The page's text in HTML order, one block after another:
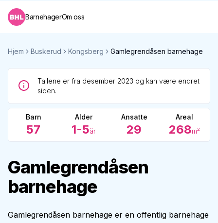
BarnehagerOm oss
Hjem Buskerud Kongsberg Gamlegrendåsen barnehage
Tallene er fra desember 2023 og kan være endret
siden.
Barn
57
Alder
1-5år
Ansatte
29
Areal
268m²
Gamlegrendåsen
barnehage
Gamlegrendåsen barnehage er en offentlig barnehage